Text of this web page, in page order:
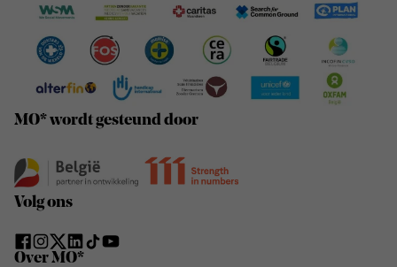
MO* wordt gesteund door
Volg ons
Over MO*